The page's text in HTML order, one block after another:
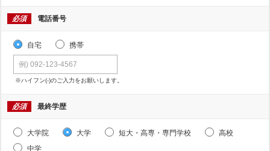
必須 電話番号
自宅 携帯
※ハイフン(-)のご入力をお願いします。
必須 最終学歴
大学院 大学 短大・高専・専門学校
高校
中学